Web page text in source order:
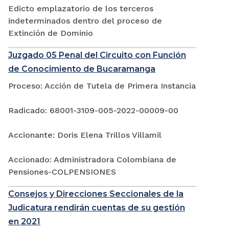
Edicto emplazatorio de los terceros
indeterminados dentro del proceso de
Extinción de Dominio
Juzgado 05 Penal del Circuito con Función
de Conocimiento de Bucaramanga
Proceso: Acción de Tutela de Primera Instancia
Radicado: 68001-3109-005-2022-00009-00
Accionante: Doris Elena Trillos Villamil
Accionado: Administradora Colombiana de
Pensiones-COLPENSIONES
Consejos y Direcciones Seccionales de la
Judicatura rendirán cuentas de su gestión
en 2021